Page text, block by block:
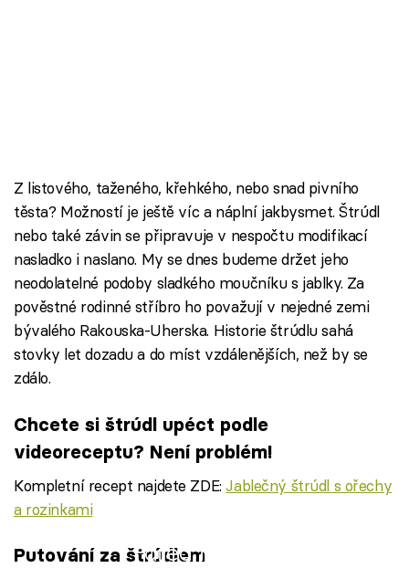
Z listového, taženého, křehkého, nebo snad pivního
těsta? Možností je ještě víc a náplní jakbysmet. Štrúdl
nebo také závin se připravuje v nespočtu modifikací
nasladko i naslano. My se dnes budeme držet jeho
neodolatelné podoby sladkého moučníku s jablky. Za
pověstné rodinné stříbro ho považují v nejedné zemi
bývalého Rakouska-Uherska. Historie štrúdlu sahá
stovky let dozadu a do míst vzdálenějších, než by se
zdálo.
Chcete si štrúdl upéct podle
videoreceptu? Není problém!
Kompletní recept najdete ZDE:Jablečný štrúdl s ořechy
a rozinkami
Failed to fetch
Putování za štrúdlem